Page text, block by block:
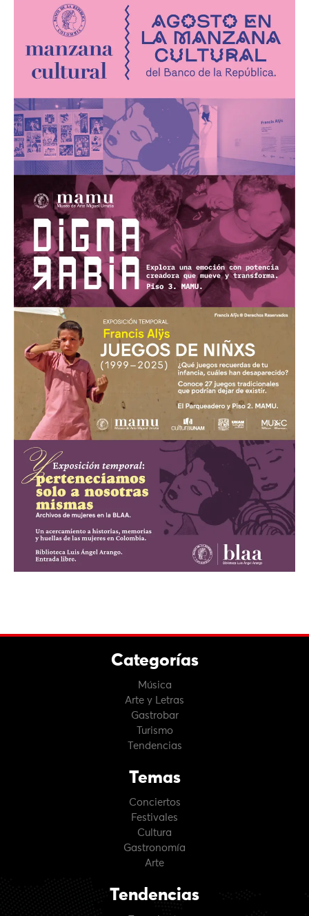
Categorías
Música
Arte y Letras
Gastrobar
Turismo
Tendencias
Temas
Conciertos
Festivales
Cultura
Gastronomía
Arte
Tendencias